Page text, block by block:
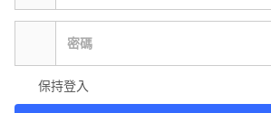
保持登入